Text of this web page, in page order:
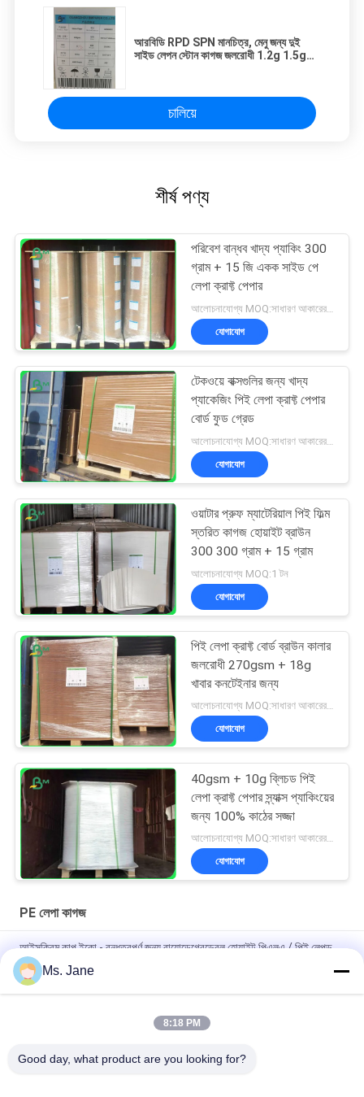
আরবিডি RPD SPN মানচিত্র, মেনু জন্য দুই
সাইড লেপন স্টোন কাগজ জলরোধী 1.2g 1.5g
চালিয়ে
শীর্ষ পণ্য
পরিবেশ বান্ধব খাদ্য প্যাকিং 300
গ্রাম + 15 জি একক সাইড পে
লেপা ক্রাফ্ট পেপার
আলোচনাযোগ্য MOQ:সাধারণ আকারের জন্য 1 টন এবং বিশেষ আকারের জন্য 10 টন
যোগাযোগ
টেকওয়ে বাক্সগুলির জন্য খাদ্য
প্যাকেজিং পিই লেপা ক্রাফ্ট পেপার
বোর্ড ফুড গ্রেড
যোগাযোগ
ওয়াটার প্রুফ ম্যাটেরিয়াল পিই ফিল্ম
স্তরিত কাগজ হোয়াইট ব্রাউন
300 300 গ্রাম + 15 গ্রাম
আলোচনাযোগ্য MOQ:1 টন
যোগাযোগ
পিই লেপা ক্রাফ্ট বোর্ড ব্রাউন কালার
জলরোধী 270gsm + 18g
খাবার কনটেইনার জন্য
আলোচনাযোগ্য MOQ:সাধারণ আকারের জন্য 1 টন এবং বিশেষ আকারের জন্য 10 টন
যোগাযোগ
40gsm + 10g ব্লিচড পিই
লেপা ক্রাফ্ট পেপার স্ন্যাক্স প্যাকিংয়ের
জন্য 100% কাঠের সজ্জা
আলোচনাযোগ্য MOQ:সাধারণ আকারের জন্য 1 টন এবং বিশেষ আকারের জন্য 10 টন
যোগাযোগ
PE লেপা কাগজ
আইসক্রিম কাপ ইকো - বন্ধুত্বপূর্ণ জন্য বায়োডেগ্রেডেবল হোয়াইট পিএলএ / পিই লেপড
পেপার
বিজ্ঞাপনের সামগ্রীর জন্য 150 ম 200 ম টেকসই নন টিয়েবল সিন্থেটিক পেপার
খাদ্য প্যাকেজগুলির জন্য 80gsm 100gsm জলরোধী এবং অয়েলপ্রুফ পিই প্রলিপ্ত
Ms. Jane
8:18 PM
Good day, what product are you looking for?